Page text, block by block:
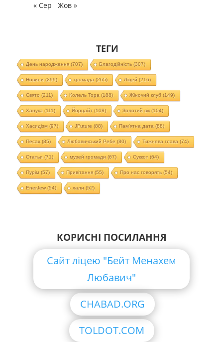
« Сер
Жов »
ТЕГИ
День народження(707) Благодійність(307)
Новини (299) громада (265) Ліцей (216)
Свято (211) Колель Тора (188) Жіночий клуб (149)
Ханука (111) Йорцайт (108) Золотий вік(104)
Хасидізм (97) JFuture (88) Пам'ятна дата (88)
Песах(85) Любавичський Ребе (80) Тижнева глава (74)
Статьи (71) музей громади (67) Суккот (64)
Пурім (57) Привітання(55) Про нас говорять(54)
EnerJew(54) хали (52)
КОРИСНІ ПОСИЛАННЯ
Сайт ліцею "Бейт Менахем
Любавич"
CHABAD.ORG
TOLDOT.COM